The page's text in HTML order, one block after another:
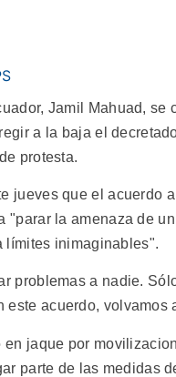
Jamil Mahuad,
a la baja el
protesta.
jueves que el acuerdo
"parar la amenaza de
límites inimaginables".
problemas a nadie.
este acuerdo,
en jaque por
parte de las medidas